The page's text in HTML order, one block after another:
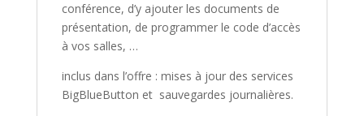
conférence, d’y ajouter les documents de
présentation, de programmer le code d’accès
à vos salles, …
inclus dans l’offre : mises à jour des services
BigBlueButton et sauvegardes journalières.